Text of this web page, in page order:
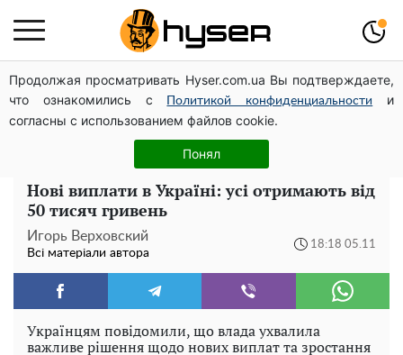
Продолжая просматривать Hyser.com.ua Вы подтверждаете,
что ознакомились с
Политикой конфиденциальности
и
согласны с использованием файлов cookie.
Понял
Як учасник бойових дій може оформити пільгу на
оплату комунальних послуг: інструкція
Тому й виглядає так молодо: 5 простих та улюблених
страв Алли Пугачової, про які ви достеменно не знали
Нові виплати в Україні: усі отримають від
50 тисяч гривень
Игорь Верховский
Всі матеріали автора
18:18 05.11
Українцям повідомили, що влада ухвалила
важливе рішення щодо нових виплат та зростання